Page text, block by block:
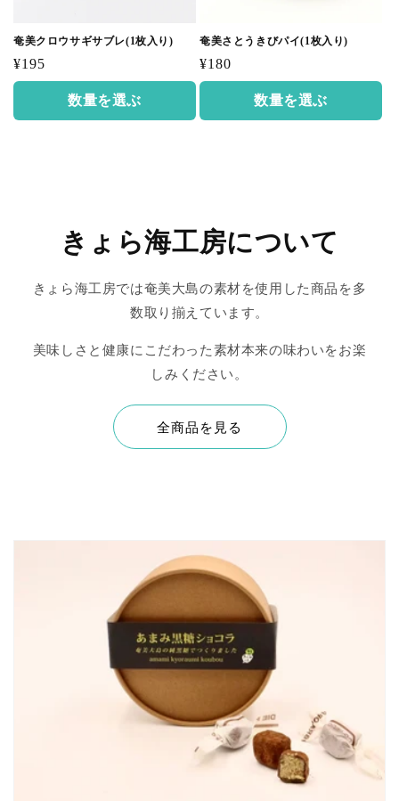
奄美クロウサギサブレ(1枚入り)
通
常
格
¥195
数量を選ぶ
奄美さとうきびパイ(1枚入り)
通
常
格
¥180
数量を選ぶ
きょら海工房について
きょら海工房では奄美大島の素材を使用した商品を多
数取り揃えています。
美味しさと健康にこだわった素材本来の味わいをお楽
しみください。
全商品を見る